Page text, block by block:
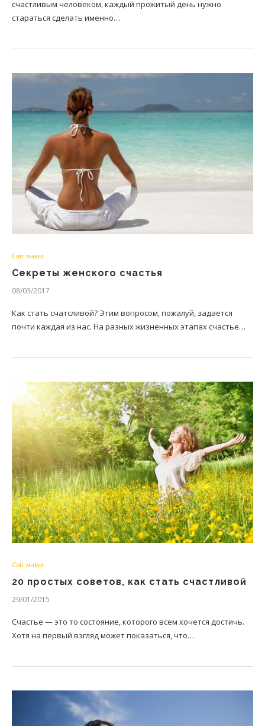
счастливым человеком, каждый прожитый день нужно
стараться сделать именно…
Світ мами
Секреты женского счастья
08/03/2017
Как стать счатсливой? Этим вопросом, пожалуй, задается
почти каждая из нас. На разных жизненных этапах счастье…
Світ мами
20 простых советов, как стать счастливой
29/01/2015
Счастье — это то состояние, которого всем хочется достичь.
Хотя на первый взгляд может показаться, что…